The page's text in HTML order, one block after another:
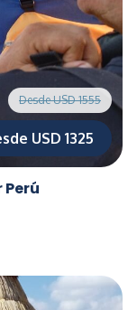
Desde USD 1555
USD 1325